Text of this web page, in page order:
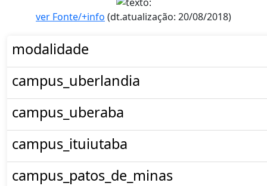
ver Fonte/+info (dt.atualização: 20/08/2018)
modalidade
campus_uberlandia
campus_uberaba
campus_ituiutaba
campus_patos_de_minas